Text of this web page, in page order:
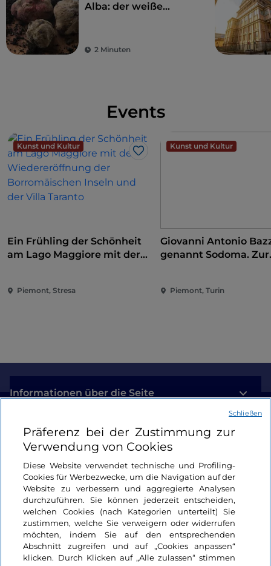
Alba: der weiße
2 Minuten
Events
Kunst und Kultur
Like
Ein Frühling der Schönheit
am Lago Maggiore mit der
der Villa Taranto
Piemont, Stresa
Kunst und Kultur
Giovanni Antonio
genannt Sodoma. Zur
Piemont, Turin
Informationen über die Seite
Nützliche Links
Login
Bleiben wir in Kontakt
Präferenz bei der Zustimmung zur
Verwendung von Cookies
Diese Website verwendet technische und Profiling-
Cookies für Werbezwecke, um die Navigation auf der
Website zu verbessern und aggregierte Analysen
durchzuführen. Sie können jederzeit entscheiden,
welchen Cookies (nach Kategorien unterteilt) Sie
zustimmen, welche Sie verweigern oder widerrufen
möchten, indem Sie auf den entsprechenden
Abschnitt zugreifen und auf „Cookies anpassen“
klicken. Durch Klicken auf „Alle zulassen“ stimmen
Schließen